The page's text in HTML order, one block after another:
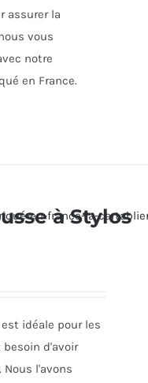
assurer la
vous
notre
en France.
à Stylos
idéale pour les
d'avoir
l'avons